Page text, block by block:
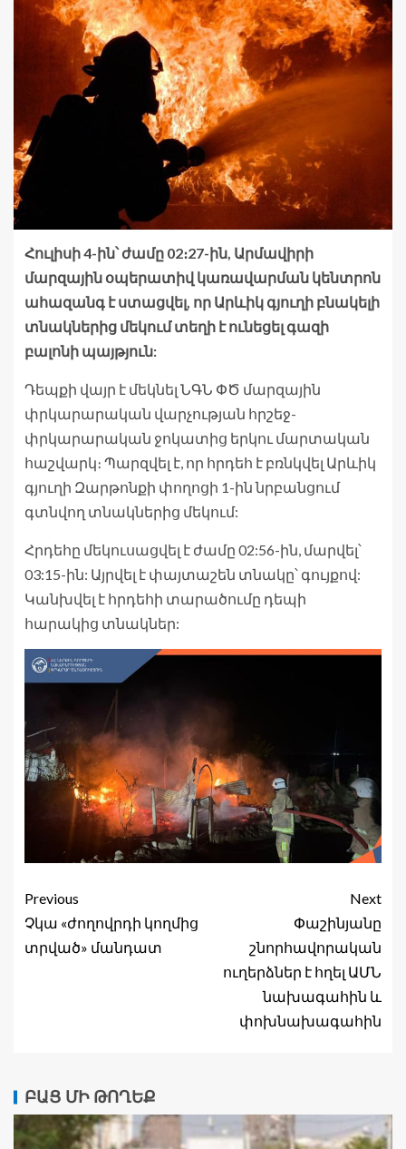
Հուլիսի 4-ին՝ ժամը 02։27-ին, Արմավիրի
մարզային օպերատիվ կառավարման կենտրոն
ահազանգ է ստացվել, որ Արևիկ գյուղի բնակելի
տնակներից մեկում տեղի է ունեցել գազի
բալոնի պայթյուն:
Դեպքի վայր է մեկնել ՆԳՆ ՓԾ մարզային
փրկարարական վարչության հրշեջ-
փրկարարական ջոկատից երկու մարտական
հաշվարկ։ Պարզվել է, որ հրդեհ է բռնկվել Արևիկ
գյուղի Զարթոնքի փողոցի 1-ին նրբանցում
գտնվող տնակներից մեկում:
Հրդեհը մեկուսացվել է ժամը 02:56-ին, մարվել՝
03:15-ին: Այրվել է փայտաշեն տնակը՝ գույքով:
Կանխվել է հրդեհի տարածումը դեպի
հարակից տնակներ:
Previous
Չկա «ժողովրդի կողմից
տրված» մանդատ
Next
Փաշինյանը
շնորհավորական
ուղերձներ է հղել ԱՄՆ
նախագահին և
փոխնախագահին
ԲԱՑ ՄԻ ԹՈՂԵՔ